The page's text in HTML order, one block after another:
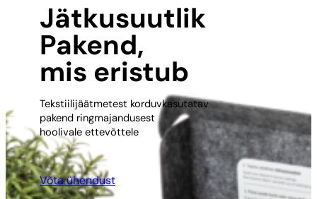
Jätkusuutlik
Pakend,
mis eristub
Tekstiilijäätmetest korduvkasutatav
pakend ringmajandusest
hoolivale ettevõttele
Võta ühendust